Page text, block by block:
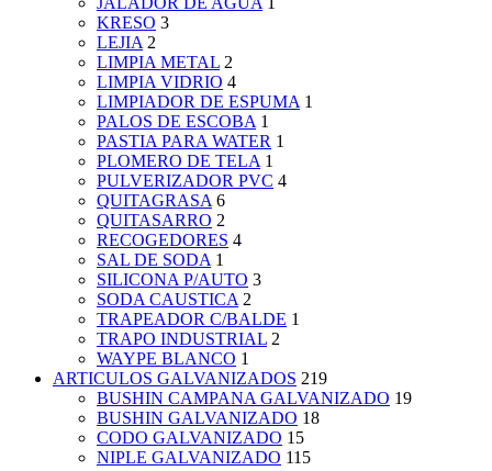
KRESO 3
LEJIA 2
LIMPIA METAL 2
LIMPIA VIDRIO 4
LIMPIADOR DE ESPUMA 1
PALOS DE ESCOBA 1
PASTIA PARA WATER 1
PLOMERO DE TELA 1
PULVERIZADOR PVC 4
QUITAGRASA 6
QUITASARRO 2
RECOGEDORES 4
SAL DE SODA 1
SILICONA P/AUTO 3
SODA CAUSTICA 2
TRAPEADOR C/BALDE 1
TRAPO INDUSTRIAL 2
WAYPE BLANCO 1
ARTICULOS GALVANIZADOS 219
BUSHIN CAMPANA GALVANIZADO 19
BUSHIN GALVANIZADO 18
CODO GALVANIZADO 15
NIPLE GALVANIZADO 115